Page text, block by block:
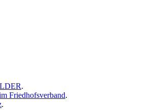
.
Friedhofsverband.
.